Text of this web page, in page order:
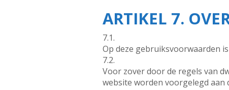
ARTIKEL 7.
7.1.
Op deze gebruiksvoorwaarden
7.2.
Voor zover door de regels van
website worden voorgelegd